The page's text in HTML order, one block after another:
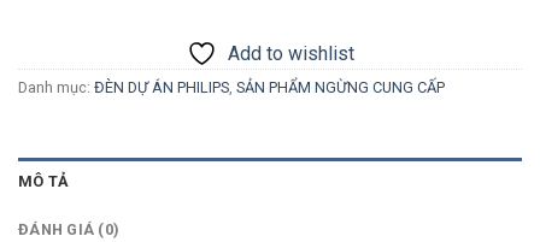
Add to wishlist
Danh mục: ĐÈN DỰ ÁN PHILIPS, SẢN PHẨM NGỪNG CUNG CẤP
MÔ TẢ
ĐÁNH GIÁ (0)